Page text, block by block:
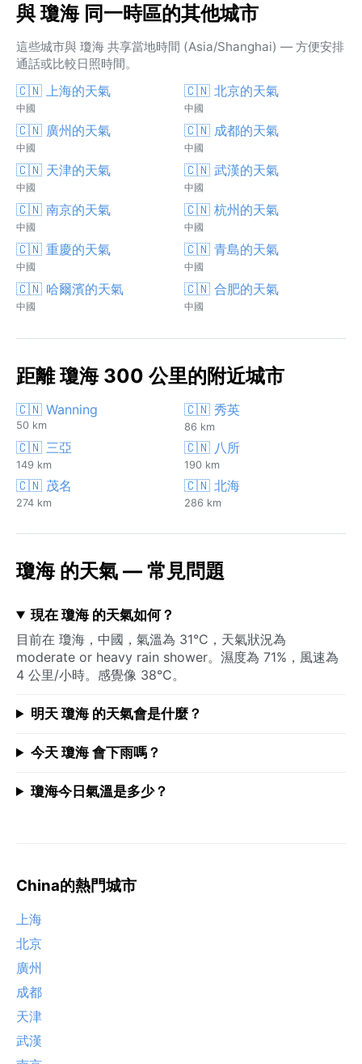
與 瓊海 同一時區的其他城市
這些城市與 瓊海 共享當地時間 (Asia/Shanghai) — 方便安排
通話或比較日照時間。
🇨🇳 上海的天氣
中國
🇨🇳 北京的天氣
中國
🇨🇳 廣州的天氣
中國
🇨🇳 成都的天氣
中國
🇨🇳 天津的天氣
中國
🇨🇳 武漢的天氣
中國
🇨🇳 南京的天氣
中國
🇨🇳 杭州的天氣
中國
🇨🇳 重慶的天氣
中國
🇨🇳 青島的天氣
中國
🇨🇳 哈爾濱的天氣
中國
🇨🇳 合肥的天氣
中國
距離 瓊海 300 公里的附近城市
🇨🇳 Wanning
50 km
🇨🇳 秀英
86 km
🇨🇳 三亞
149 km
🇨🇳 八所
190 km
🇨🇳 茂名
274 km
🇨🇳 北海
286 km
瓊海 的天氣 — 常見問題
現在 瓊海 的天氣如何？
目前在 瓊海，中國，氣溫為 31°C，天氣狀況為
moderate or heavy rain shower。濕度為 71%，風速為
4 公里/小時。感覺像 38°C。
明天 瓊海 的天氣會是什麼？
今天 瓊海 會下雨嗎？
瓊海今日氣溫是多少？
China的熱門城市
上海
北京
廣州
成都
天津
武漢